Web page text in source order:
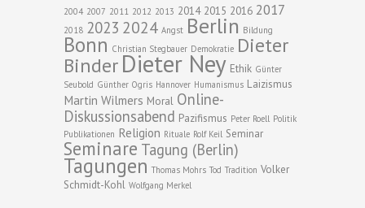
2004 2007 2011 2012 2013 2014 2015 2016 2017
2018 2023 2024 Angst Berlin Bildung
Bonn Christian Stegbauer Demokratie Dieter
BinderDieter Ney Ethik Günter
Seubold Günther Ogris Hannover Humanismus Laizismus
Martin Wilmers Moral Online-
Diskussionsabend Pazifismus Peter Roell Politik
Publikationen Religion Rituale Rolf Keil Seminar
Seminare Tagung (Berlin)
Tagungen Thomas Mohrs Tod Tradition Volker
Schmidt-Kohl Wolfgang Merkel